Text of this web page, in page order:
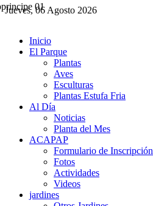
Jueves, 06 Agosto 2026
Inicio
El Parque
Plantas
Aves
Esculturas
Plantas Estufa Fria
Al Día
Noticias
Planta del Mes
ACAPAP
Formulario de Inscripción
Fotos
Actividades
Videos
jardines